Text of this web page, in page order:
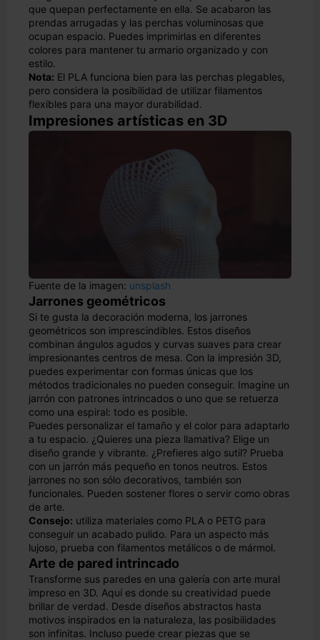
que quepan perfectamente en ella. Se acabaron las
prendas arrugadas y las perchas voluminosas que
ocupan espacio. Puedes imprimirlas en diferentes
colores para mantener tu armario organizado y con
estilo.
Nota: El PLA funciona bien para las perchas plegables,
pero considera la posibilidad de utilizar filamentos
flexibles para una mayor durabilidad.
Impresiones artísticas en 3D
Fuente de la imagen: unsplash
Jarrones geométricos
Si te gusta la decoración moderna, los jarrones
geométricos son imprescindibles. Estos diseños
combinan ángulos agudos y curvas suaves para crear
impresionantes centros de mesa. Con la impresión 3D,
puedes experimentar con formas únicas que los
métodos tradicionales no pueden conseguir. Imagine un
jarrón con patrones intrincados o uno que se retuerza
como una espiral: todo es posible.
Puedes personalizar el tamaño y el color para adaptarlo
a tu espacio. ¿Quieres una pieza llamativa? Elige un
diseño grande y vibrante. ¿Prefieres algo sutil? Prueba
con un jarrón más pequeño en tonos neutros. Estos
jarrones no son sólo decorativos, también son
funcionales. Pueden sostener flores o servir como obras
de arte.
Consejo: utiliza materiales como PLA o PETG para
conseguir un acabado pulido. Para un aspecto más
lujoso, prueba con filamentos metálicos o de mármol.
Arte de pared intrincado
Transforme sus paredes en una galería con arte mural
impreso en 3D. Aquí es donde su creatividad puede
brillar de verdad. Desde diseños abstractos hasta
motivos inspirados en la naturaleza, las posibilidades
son infinitas. Incluso puede crear piezas que se